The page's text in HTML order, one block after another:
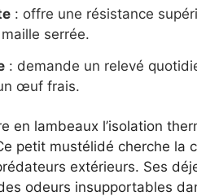
: offre une résistance
serrée.
: demande un relevé
œuf frais.
en lambeaux l’isolation
petit mustélidé cherche la
extérieurs. Ses
odeurs insupportables